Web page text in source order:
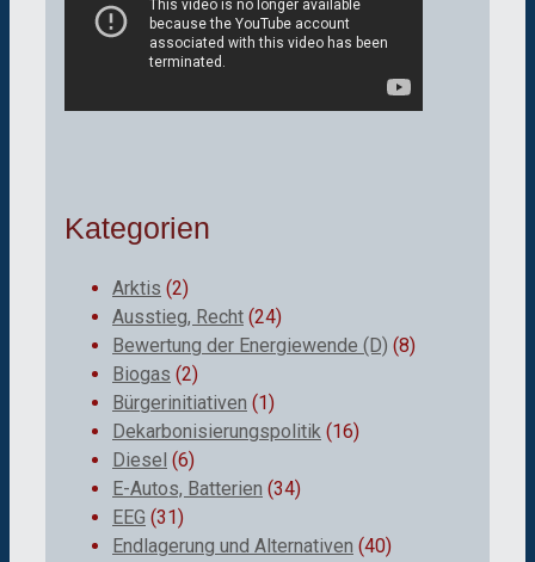
Kategorien
Arktis (2)
Ausstieg, Recht (24)
Bewertung der Energiewende (D) (8)
Biogas (2)
Bürgerinitiativen (1)
Dekarbonisierungspolitik (16)
Diesel (6)
E-Autos, Batterien (34)
EEG (31)
Endlagerung und Alternativen (40)